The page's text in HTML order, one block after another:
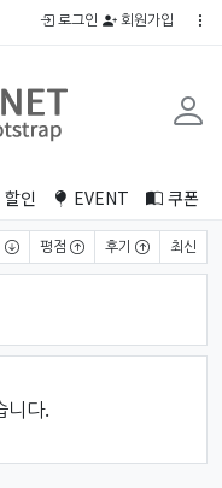
로그인 회원가입
할인 EVENT 쿠폰
평점 후기 최신
니다.